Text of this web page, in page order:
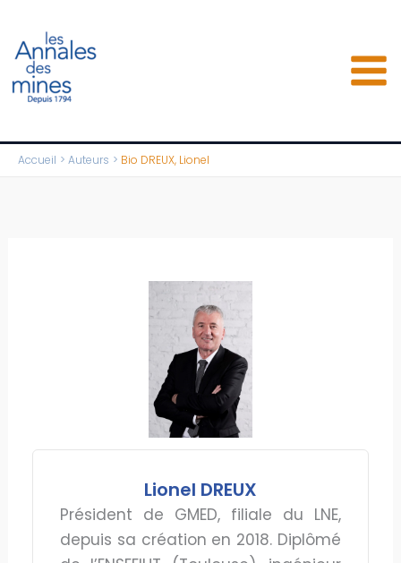
contenu
Accueil Auteurs Bio DREUX, Lionel
Lionel DREUX
Président de GMED, filiale du LNE,
depuis sa création en 2018. Diplômé